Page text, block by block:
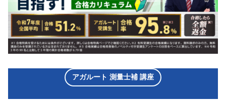
アガルート 測量士補 講座